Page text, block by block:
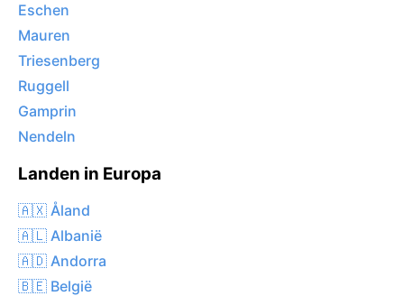
Eschen
Mauren
Triesenberg
Ruggell
Gamprin
Nendeln
Landen in Europa
🇦🇽 Åland
🇦🇱 Albanië
🇦🇩 Andorra
🇧🇪 België